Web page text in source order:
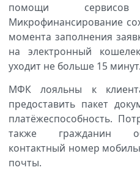
помощи сервисов
Микрофинансирование
момента заполнения
на электронный
уходит не больше 15 минут.
МФК лояльны к
предоставить пакет
платёжеспособность.
также гражданин
контактный номер
почты.